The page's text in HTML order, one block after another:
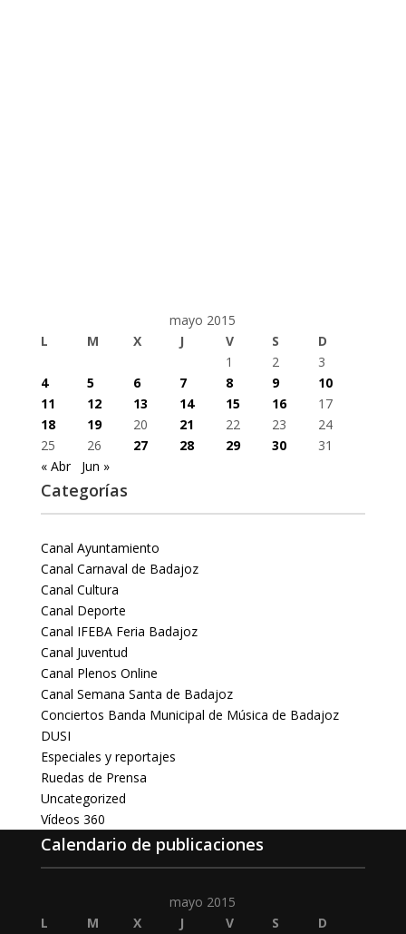
mayo 2015
L
M X J V S
D
1
2
3
4
5 6 7 8 9
10
11
12 13 14 15 16
17
18
19 20 21 22 23
24
25
26 27 28 29 30
31
« Abr
Jun »
Categorías
Canal Ayuntamiento
Canal Carnaval de Badajoz
Canal Cultura
Canal Deporte
Canal IFEBA Feria Badajoz
Canal Juventud
Canal Plenos Online
Canal Semana Santa de Badajoz
Conciertos Banda Municipal de Música de Badajoz
DUSI
Especiales y reportajes
Ruedas de Prensa
Uncategorized
Vídeos 360
Calendario de publicaciones
mayo 2015
L
M X J V S
D